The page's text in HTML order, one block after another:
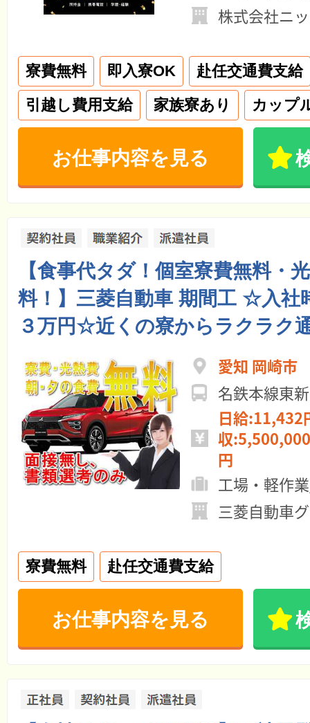
株式会社ニ
寮費無料 即入寮OK
赴任交通費支給
引越し費用支給
家族寮あり カップ
お仕事内容を見る
【食事代タダ！個室寮費無料・
料！】三菱自動車 期間工 ☆入社
３万円☆近くの寮からラクラク
愛知 岡崎市
名鉄本線東
日給:11,432
収
円
工場・軽作
三菱自動車
寮費無料 赴任交通費支給
お仕事内容を見る